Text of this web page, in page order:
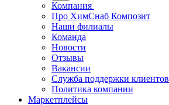
Компания
Про ХимСнаб Композит
Наши филиалы
Команда
Новости
Отзывы
Вакансии
Служба поддержки клиентов
Политика компании
Маркетплейсы